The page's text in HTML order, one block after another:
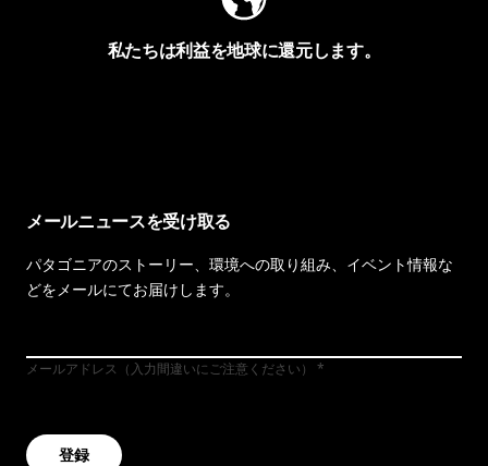
私たちは利益を地球に還元します。
メールニュースを受け取る
パタゴニアのストーリー、環境への取り組み、イベント情報な
どをメールにてお届けします。
メールアドレス（入力間違いにご注意ください）
登録